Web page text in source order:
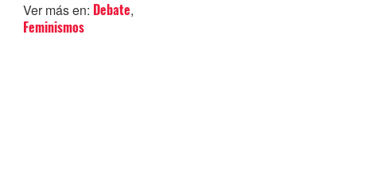
Ver más en: Debate,
Feminismos